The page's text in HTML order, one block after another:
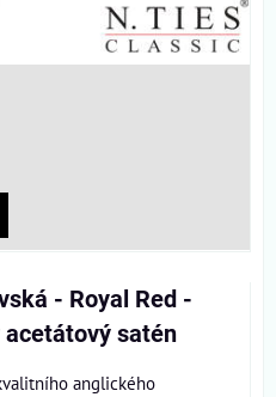
- Royal Red -
acetátový satén
anglického